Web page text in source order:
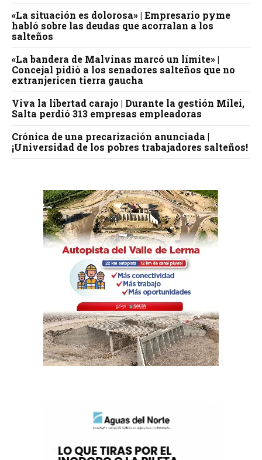
«La situación es dolorosa» | Empresario pyme
habló sobre las deudas que acorralan a los
salteños
«La bandera de Malvinas marcó un límite» |
Concejal pidió a los senadores salteños que no
extranjericen tierra gaucha
Viva la libertad carajo | Durante la gestión Milei,
Salta perdió 313 empresas empleadoras
Crónica de una precarización anunciada |
¡Universidad de los pobres trabajadores salteños!